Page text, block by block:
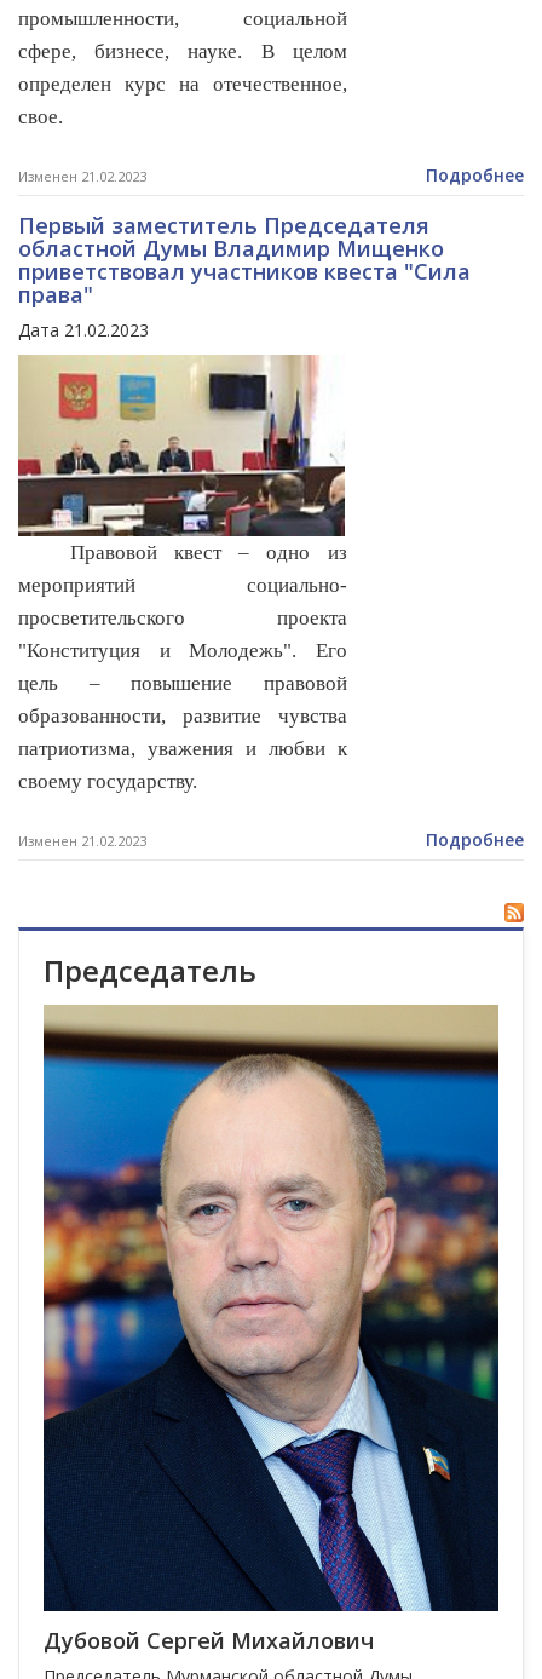
промышленности, социальной
сфере, бизнесе, науке. В целом
определен курс на отечественное,
свое.
Изменен 21.02.2023 Подробнее
Первый заместитель Председателя
областной Думы Владимир Мищенко
приветствовал участников квеста "Сила
права"
Дата 21.02.2023
Правовой квест – одно из
мероприятий социально-
просветительского проекта
"Конституция и Молодежь". Его
цель – повышение правовой
образованности, развитие чувства
патриотизма, уважения и любви к
своему государству.
Изменен 21.02.2023 Подробнее
Председатель
Дубовой Сергей Михайлович